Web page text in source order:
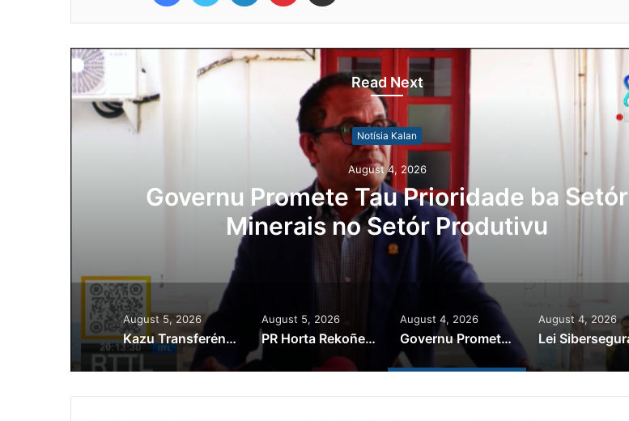
Read Next
Notísia Kalan
August 4, 2026
Governu Promete Tau Prioridade ba Setór
Minerais no Setór Produtivu
August 5, 2026
Kazu Transferénsia Osan Millaun 42 Husi Singapura, Advogadu Sei Halo Rekursu
August 5, 2026
PR Horta Rekoñese Timoroan Sira Iha Diáspora Nia Kontribuisaun
August 4, 2026
Governu Promete Tau Prioridade ba Setór Minerais no Setór Produtivu
August 4, 2026